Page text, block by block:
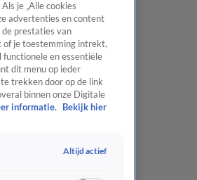
je „Alle cookies
advertenties en content
prestaties van
of je toestemming intrekt,
en essentiële
dit menu op ieder
trekken door op de link
binnen onze Digitale
informatie.
Bekijk hier
Altijd actief